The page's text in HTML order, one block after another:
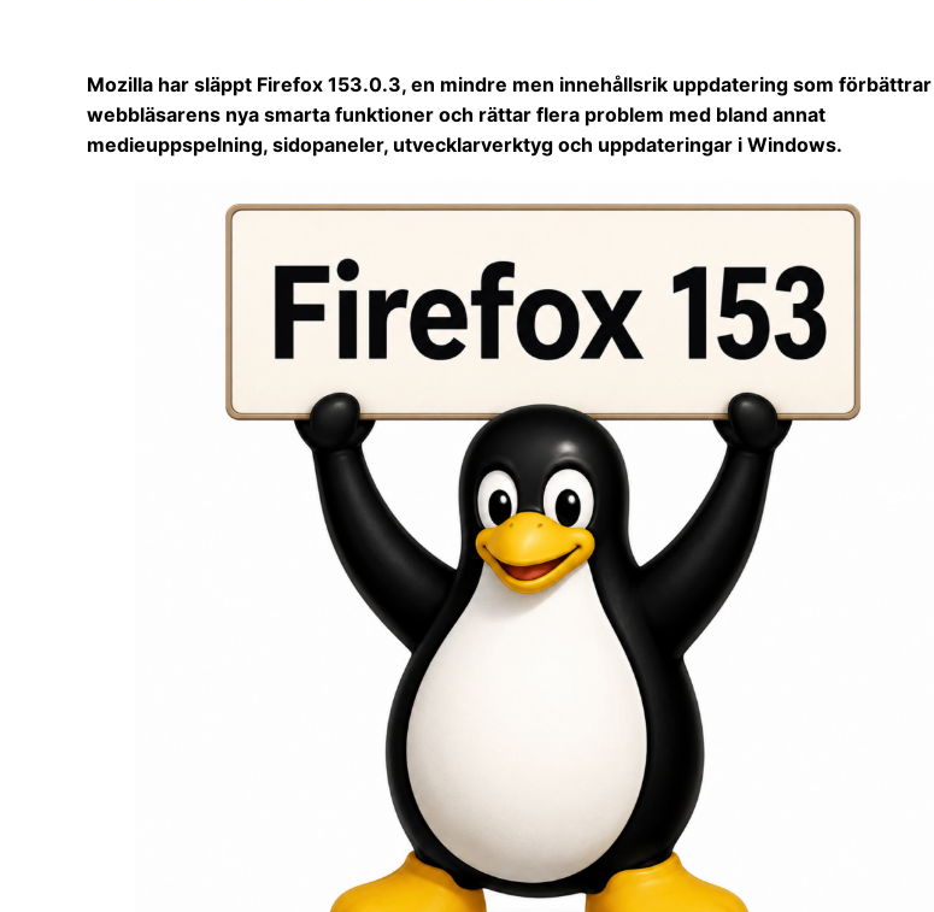
Mozilla har släppt Firefox 153.0.3, en mindre men innehållsrik uppdatering som förbättrar
webbläsarens nya smarta funktioner och rättar flera problem med bland annat
medieuppspelning, sidopaneler, utvecklarverktyg och uppdateringar i Windows.